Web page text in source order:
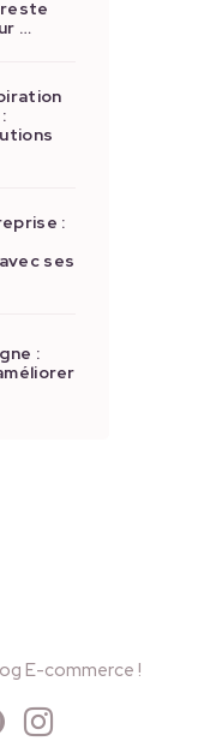
…
:
ses
:
E-commerce !